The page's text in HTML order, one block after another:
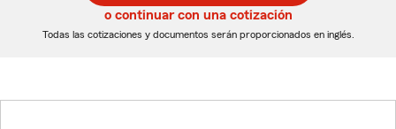
5
dígitos
5
dígitos
o continuar con una cotización
Todas las cotizaciones y documentos serán proporcionados en inglés.